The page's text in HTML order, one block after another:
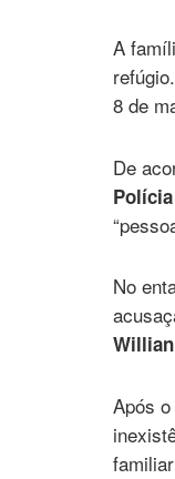
A
8 de
De
No
Após